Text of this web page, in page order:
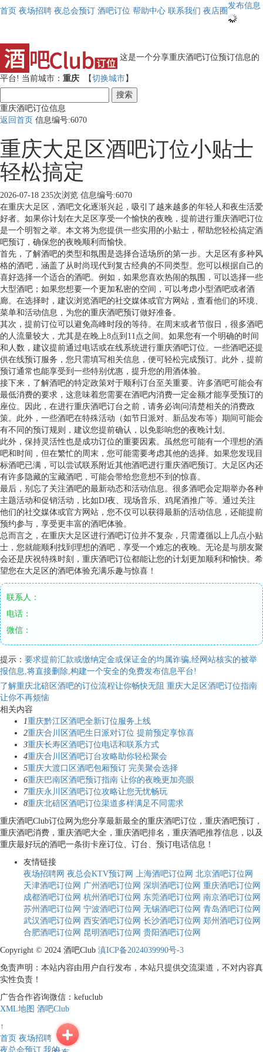
首页 夜场招聘 夜总会预订 酒吧订位 帮助中心 联系我们 夜店圈
发布信息
这是一个分享重庆酒吧订位预订信息的
平台! 当前城市： 重庆 【切换城市】
搜索
重庆酒吧订位信息
返回首页 信息编号:6070
重庆大足区酒吧订位小贴士
轻松搞定
2026-07-18 235次浏览 信息编号:6070
在重庆大足区，酒吧文化逐渐兴起，吸引了越来越多的年轻人和夜生活爱
好者。如果你计划在大足区享受一个愉快的夜晚，提前进行重庆酒吧订位
是一个明智之举。本文将为您提供一些实用的小贴士，帮助您轻松搞定酒
吧预订，确保您的夜晚顺利而愉快。
首先，了解酒吧的类型和氛围是选择合适场所的第一步。大足区有多种风
格的酒吧，涵盖了从时尚现代到复古经典的不同类型。您可以根据自己的
喜好选择一个适合的酒吧。例如，如果您喜欢热闹的氛围，可以选择一些
大型酒吧；如果您想要一个更加私密的空间，可以考虑小型酒吧或者酒
廊。在选择时，建议浏览酒吧的社交媒体或官方网站，查看他们的环境、
菜单和活动信息，为您的重庆酒吧预订做好准备。
其次，提前订位可以避免高峰时段的等待。在周末或者节假日，很多酒吧
的人流量较大，尤其是在晚上8点到11点之间。如果您有一个明确的时间
和人数，建议提前通过电话或在线系统进行重庆酒吧订位。一些酒吧还提
供在线预订服务，您只需填写相关信息，便可轻松完成预订。此外，提前
预订通常也能享受到一些特别优惠，提升您的用酒体验。
接下来，了解酒吧的特定政策对于顺利订台至关重要。许多酒吧可能会有
最低消费的要求，这意味着您需要在酒吧内消费一定金额才能享受预订的
座位。因此，在进行重庆酒吧订台之前，请务必询问清楚相关的消费政
策。此外，一些酒吧在特殊活动（如节日派对、新品发布等）期间可能会
有不同的预订规则，建议您提前确认，以免影响您的夜晚计划。
此外，保持灵活性也是成功订位的重要因素。虽然您可能有一个理想的酒
吧和时间，但在繁忙的周末，您可能需要考虑其他的选择。如果您发现目
标酒吧已满，可以尝试联系附近其他酒吧进行重庆酒吧预订。大足区内还
有许多隐藏的宝藏酒吧，可能会带给您意想不到的惊喜。
最后，别忘了关注酒吧的最新动态和活动信息。很多酒吧会定期举办各种
主题活动和促销活动，比如DJ夜、现场音乐、鸡尾酒推广等。通过关注
他们的社交媒体或官方网站，您不仅可以获得最新的活动信息，还能提前
预约参与，享受更丰富的酒吧体验。
总而言之，在重庆大足区进行酒吧订位并不复杂，只需遵循以上几点小贴
士，您就能顺利找到理想的酒吧，享受一个难忘的夜晚。无论是与朋友聚
会还是庆祝特殊时刻，重庆酒吧订位都能让您的计划更加顺利和愉快。希
望您在大足区的酒吧体验充满乐趣与惊喜！
联系人：
电话：
微信：
提示： 要求提前汇款或缴纳定金或保证金的均属诈骗,经网站核实的被举
报信息,将直接删除,构建一个安全的免费发布信息平台!
了解重庆北碚区酒吧的订位流程让你畅快无阻 重庆大足区酒吧订位指南
让你不再烦恼
相关内容
1重庆黔江区酒吧全新订位服务上线
2重庆合川区酒吧生日派对订位 提前预定享惊喜
3重庆长寿区酒吧订位电话和联系方式
4重庆合川区酒吧订台攻略助你轻松聚会
5重庆大渡口区酒吧包厢预订 完美聚会选择
6重庆巴南区酒吧预订指南 让你的夜晚更加亮眼
7重庆永川区酒吧订位攻略让您无忧畅玩
8重庆北碚区酒吧订位渠道多样满足不同需求
重庆酒吧Club订位网为您分享最新最全的重庆酒吧订位，重庆酒吧预订，
重庆酒吧消费，重庆酒吧大全，重庆酒吧排名，重庆酒吧推荐信息，以及
重庆最好玩的酒吧一条街卡座订位、订台、预订电话信息！
友情链接
夜场招聘网 夜总会KTV预订网 上海酒吧订位网 北京酒吧订位网
天津酒吧订位网 广州酒吧订位网 深圳酒吧订位网 重庆酒吧订位网
成都酒吧订位网 杭州酒吧订位网 东莞酒吧订位网 南京酒吧订位网
苏州酒吧订位网 宁波酒吧订位网 无锡酒吧订位网 青岛酒吧订位网
武汉酒吧订位网 西安酒吧订位网 长沙酒吧订位网 郑州酒吧订位网
合肥酒吧订位网 昆明酒吧订位网 贵阳酒吧订位网
Copyright © 2024 酒吧Club 滇ICP备2024039990号-3
免责声明：本站内容由用户自行发布，本站只提供交流渠道，不对内容真
实性负责！
广告合作咨询微信：kefuclub
XML地图 酒吧Club
↑
首页 夜场招聘
夜总会预订 我的